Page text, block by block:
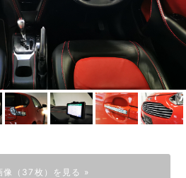
像（37枚）を見る »